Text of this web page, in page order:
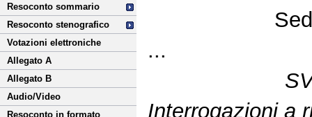
Resoconto sommario
Resoconto stenografico
Votazioni elettroniche
Allegato A
Allegato B
Audio/Video
Resoconto in formato
...
Interrogazioni a